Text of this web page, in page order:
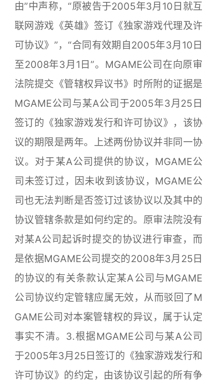
由”中声称，“原被告于2005年3月10日就互
联网游戏《英雄》签订《独家游戏代理及许
可协议》”，“合同有效期自2005年3月10日
至2008年3月1日”。MGAME公司在向原审
法院提交《管辖权异议书》时所附的证据是
MGAME公司与某A公司于2005年3月25日
签订的《独家游戏发行和许可协议》，该协
议的期限是两年。上述两份协议并非同一协
议。对于某A公司提供的协议，MGAME公
司未签订过，因未收到该协议，MGAME公
司也无法判断是否签订过该协议以及其中的
协议管辖条款是如何约定的。原审法院没有
对某A公司起诉时提交的协议进行审查，而
是依据MGAME公司提交的2008年3月25日
的协议的有关条款认定某A公司与MGAME
公司协议约定管辖应属无效，从而驳回了M
GAME公司对本案管辖权的异议，属于认定
事实不清。3.根据MGAME公司与某A公司
于2005年3月25日签订的《独家游戏发行和
许可协议》的约定，由该协议引起的所有争